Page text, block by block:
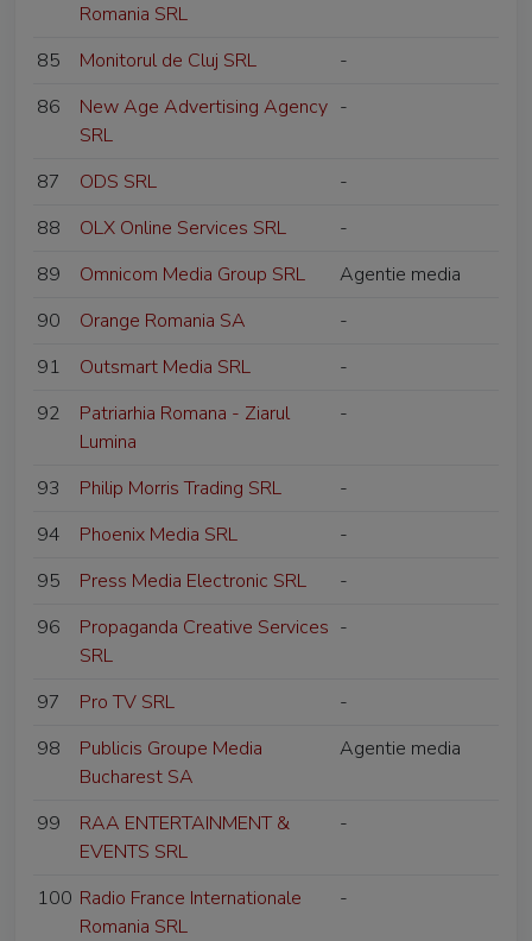
Romania SRL
85 Monitorul de Cluj SRL
-
86
New Age Advertising Agency
SRL
-
87 ODS SRL
-
88
OLX Online Services SRL
-
89
Omnicom Media Group SRL
Agentie media
90
Orange Romania SA
-
91
Outsmart Media SRL
-
92
Patriarhia Romana - Ziarul
Lumina
-
93 Philip Morris Trading SRL
-
94
Phoenix Media SRL
-
95
Press Media Electronic SRL
-
96
Propaganda Creative Services
SRL
-
97 Pro TV SRL
-
98
Publicis Groupe Media
Bucharest SA
Agentie media
99
RAA ENTERTAINMENT &
EVENTS SRL
-
100 Radio France Internationale
Romania SRL
-